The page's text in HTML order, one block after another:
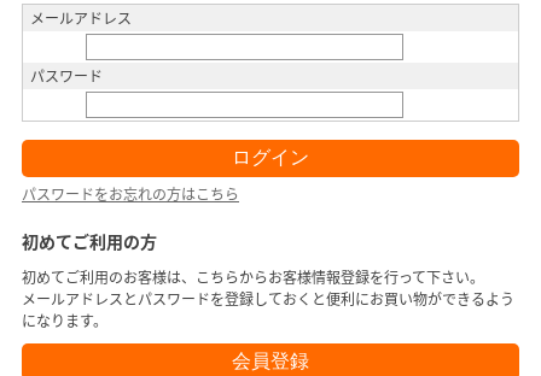
メールアドレス
パスワード
パスワードをお忘れの方はこちら
初めてご利用の方
初めてご利用のお客様は、こちらからお客様情報登録を行って下さい。
メールアドレスとパスワードを登録しておくと便利にお買い物ができるよう
になります。